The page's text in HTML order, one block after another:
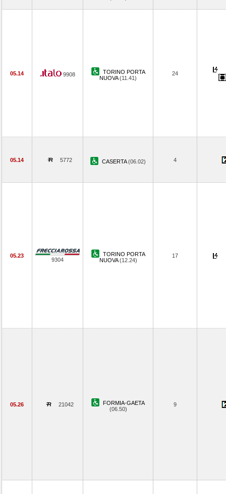
05.14 9908
TORINO PORTA
NUOVA(11.41)
24
05.14 5772 CASERTA(06.02) 4
05.23
9304
TORINO PORTA
NUOVA(12.24)
17
05.26 21042
FORMIA-GAETA
(06.50)
9